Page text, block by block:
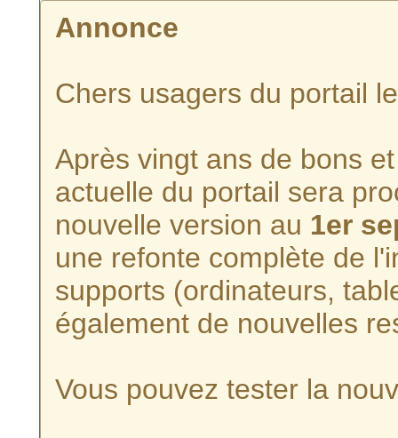
Annonce
Chers usagers du portail
Après vingt ans de bons
actuelle du portail sera
nouvelle version au 1er
une refonte complète de
supports (ordinateurs,
également de nouvelles
Vous pouvez tester la